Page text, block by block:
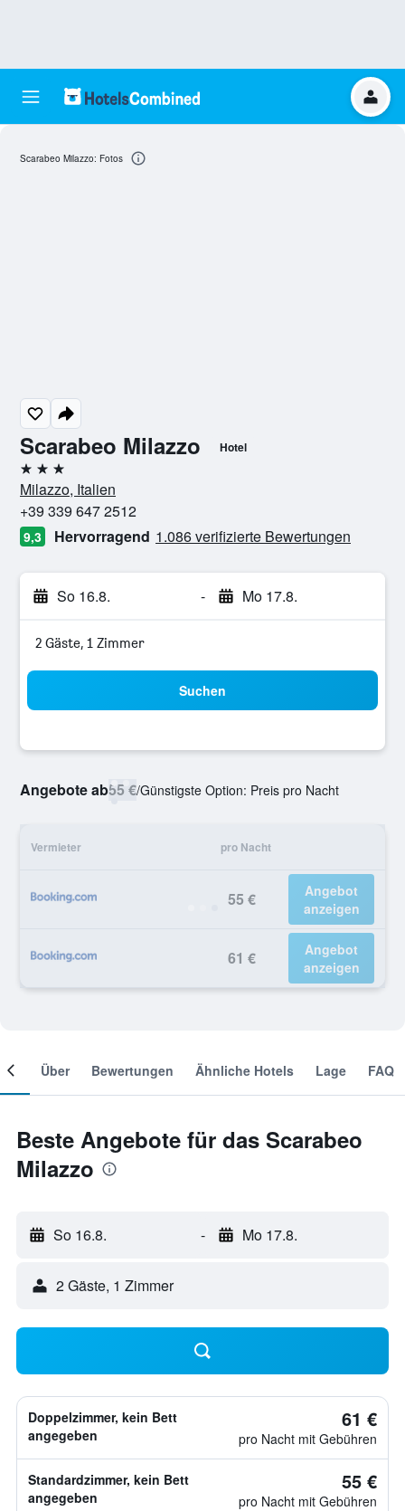
Scarabeo Milazzo Hotel
3 Sterne
Milazzo, Italien
+39 339 647 2512
9,3 Hervorragend 1.086 verifizierte Bewertungen
So 16.8. - Mo 17.8.
2 Gäste, 1 Zimmer
Suchen
Angebote ab55 €/Günstigste Option: Preis pro Nacht
Vermieter pro Nacht
55 €
Angebot
anzeigen
61 €
Angebot
anzeigen
Scarabeo Milazzo: Fotos
Über Bewertungen Ähnliche Hotels Lage FAQ
Beste Angebote für das Scarabeo
Milazzo
So 16.8. - Mo 17.8.
2 Gäste, 1 Zimmer
Doppelzimmer, kein Bett
angegeben
61 €
pro Nacht mit Gebühren
Standardzimmer, kein Bett
angegeben
55 €
pro Nacht mit Gebühren